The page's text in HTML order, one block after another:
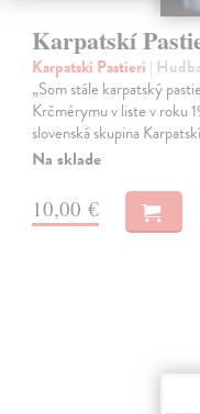
Karpatskí
Karpatskí Pastieri | Hudba
„Som stále karpatský
Krčmérymu v liste v roku
slovenská skupina
Na sklade
10,00 €